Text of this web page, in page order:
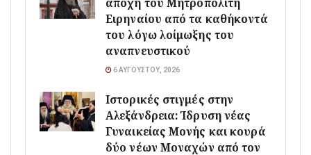
Ειρηναίου από τα καθήκοντά
του λόγω λοίμωξης του
αναπνευστικού
6 ΑΥΓΟΎΣΤΟΥ, 2026
Ιστορικές στιγμές στην
Αλεξάνδρεια: Ίδρυση νέας
Γυναικείας Μονής και κουρά
δύο νέων Μοναχών από τον